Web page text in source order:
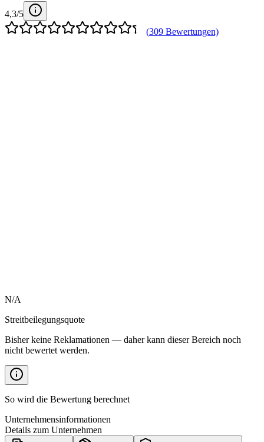
4,3/5
(309 Bewertungen)
N/A
Streitbeilegungsquote
Bisher keine Reklamationen — daher kann dieser Bereich noch
nicht bewertet werden.
So wird die Bewertung berechnet
Unternehmensinformationen
Details zum Unternehmen